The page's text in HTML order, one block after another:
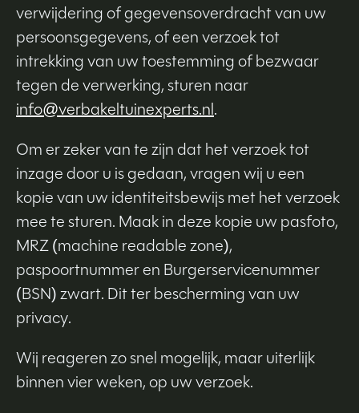
verwijdering of gegevensoverdracht van uw
persoonsgegevens, of een verzoek tot
intrekking van uw toestemming of bezwaar
tegen de verwerking, sturen naar
info@verbakeltuinexperts.nl.
Om er zeker van te zijn dat het verzoek tot
inzage door u is gedaan, vragen wij u een
kopie van uw identiteitsbewijs met het verzoek
mee te sturen. Maak in deze kopie uw pasfoto,
MRZ (machine readable zone),
paspoortnummer en Burgerservicenummer
(BSN) zwart. Dit ter bescherming van uw
privacy.
Wij reageren zo snel mogelijk, maar uiterlijk
binnen vier weken, op uw verzoek.